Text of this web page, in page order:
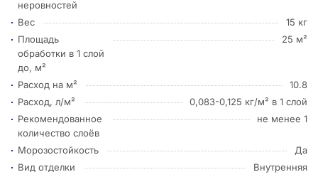
неровностей
Вес
15 кг
Площадь
обработки в 1 слой
до, м²
25 м²
Расход на м²
10.8
Расход, л/м²
0,083-0,125 кг/м² в 1 слой
Рекомендованное
количество слоёв
не менее 1
Морозостойкость
Да
Вид отделки
Внутренняя